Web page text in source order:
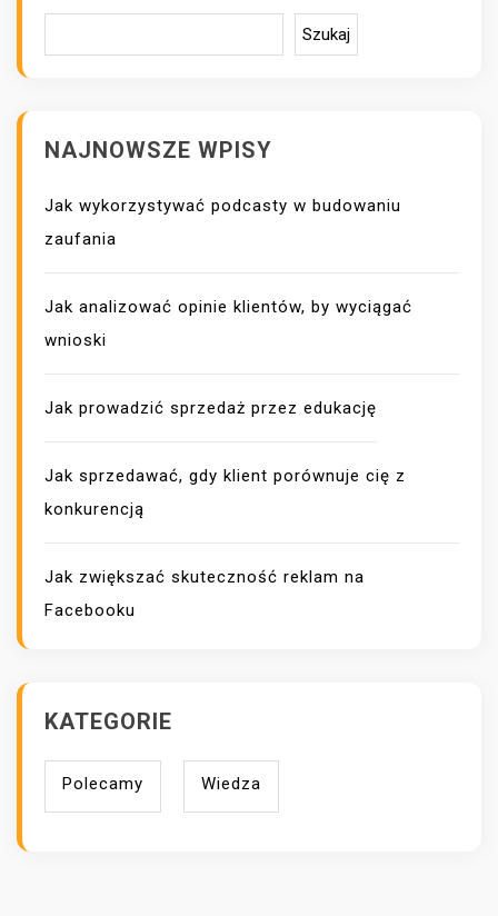
W
U
Szukaj
NAJNOWSZE WPISY
Jak wykorzystywać podcasty w budowaniu
zaufania
Jak analizować opinie klientów, by wyciągać
wnioski
Jak prowadzić sprzedaż przez edukację
Jak sprzedawać, gdy klient porównuje cię z
konkurencją
Jak zwiększać skuteczność reklam na
Facebooku
KATEGORIE
Polecamy Wiedza